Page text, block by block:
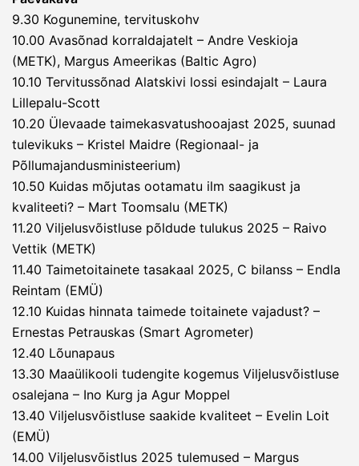
9.30 Kogunemine, tervituskohv
10.00 Avasõnad korraldajatelt – Andre Veskioja
(METK), Margus Ameerikas (Baltic Agro)
10.10 Tervitussõnad Alatskivi lossi esindajalt – Laura
Lillepalu-Scott
10.20 Ülevaade taimekasvatushooajast 2025, suunad
tulevikuks – Kristel Maidre (Regionaal- ja
Põllumajandusministeerium)
10.50 Kuidas mõjutas ootamatu ilm saagikust ja
kvaliteeti? – Mart Toomsalu (METK)
11.20 Viljelusvõistluse põldude tulukus 2025 – Raivo
Vettik (METK)
11.40 Taimetoitainete tasakaal 2025, C bilanss – Endla
Reintam (EMÜ)
12.10 Kuidas hinnata taimede toitainete vajadust? –
Ernestas Petrauskas (Smart Agrometer)
12.40 Lõunapaus
13.30 Maaülikooli tudengite kogemus Viljelusvõistluse
osalejana – Ino Kurg ja Agur Moppel
13.40 Viljelusvõistluse saakide kvaliteet – Evelin Loit
(EMÜ)
14.00 Viljelusvõistlus 2025 tulemused – Margus